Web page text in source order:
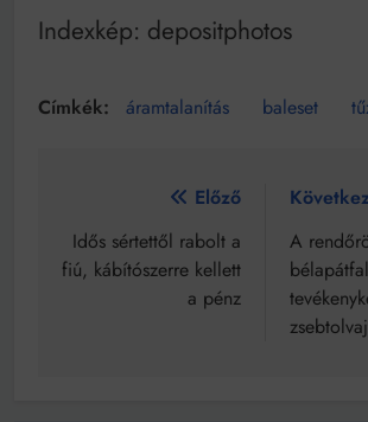
Indexkép: depositphotos
áramtalanítás baleset
Bejegyzés
navigáció
Előző
Idős sértettől rabolt a
fiú, kábítószerre kellett
a pénz
A